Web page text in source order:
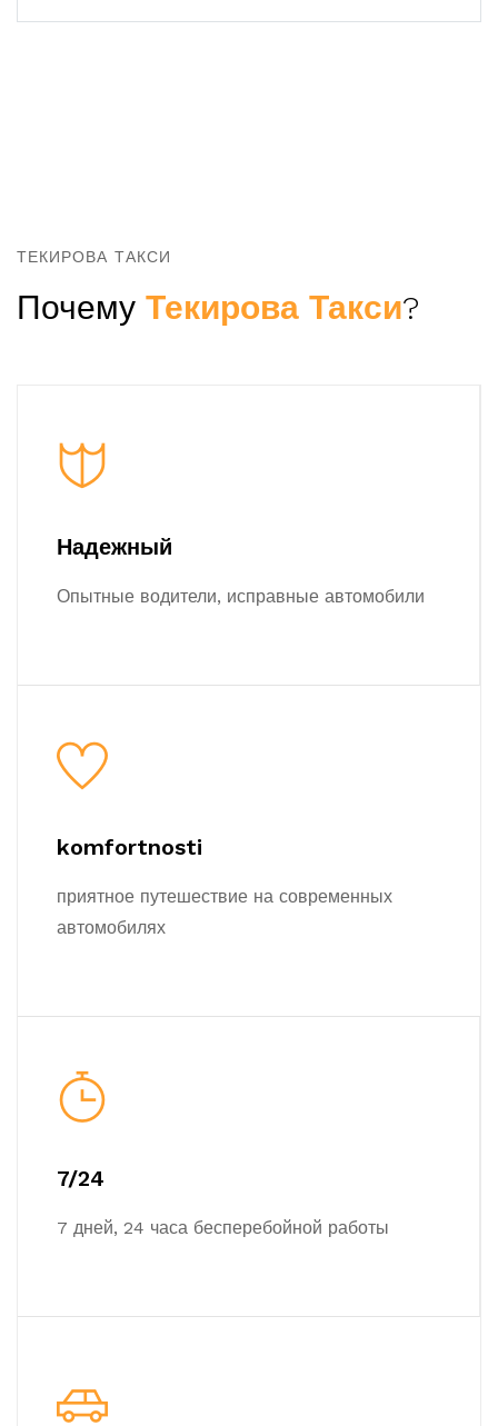
ТЕКИРОВА ТАКСИ
Почему Текирова Такси?
Надежный
Опытные водители, исправные автомобили
komfortnosti
приятное путешествие на современных
автомобилях
7/24
7 дней, 24 часа бесперебойной работы